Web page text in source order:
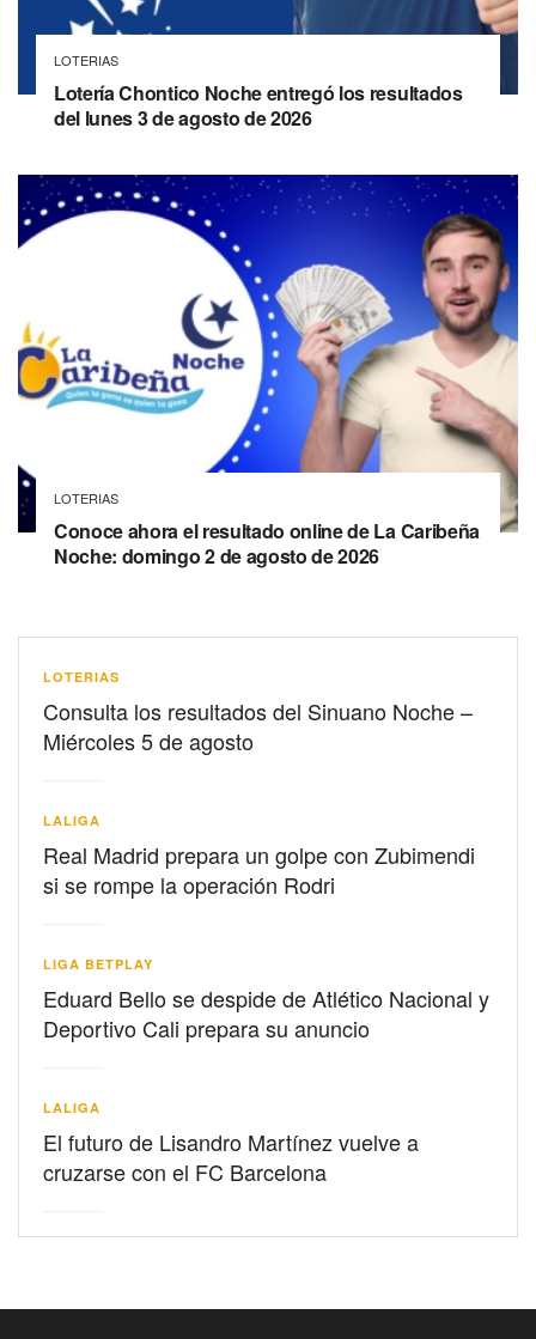
LOTERIAS
Lotería Chontico Noche entregó los resultados
del lunes 3 de agosto de 2026
LOTERIAS
Conoce ahora el resultado online de La Caribeña
Noche: domingo 2 de agosto de 2026
LOTERIAS
Consulta los resultados del Sinuano Noche –
Miércoles 5 de agosto
LALIGA
Real Madrid prepara un golpe con Zubimendi
si se rompe la operación Rodri
LIGA BETPLAY
Eduard Bello se despide de Atlético Nacional y
Deportivo Cali prepara su anuncio
LALIGA
El futuro de Lisandro Martínez vuelve a
cruzarse con el FC Barcelona